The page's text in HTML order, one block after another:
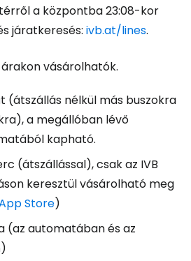
a központba 23:08-kor
járatkeresés: ivb.at/lines.
vásárolhatók.
(átszállás nélkül más buszokra
a megállóban lévő
kapható.
(átszállással), csak az IVB
keresztül vásárolható meg
Store)
(az automatában és az